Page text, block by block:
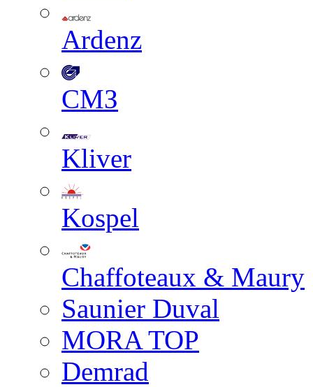
Ardenz
СМЗ
Kliver
Kospel
Chaffoteaux & Maury
Saunier Duval
MORA TOP
Demrad